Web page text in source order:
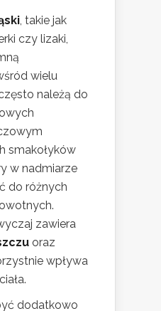
, takie jak
czy lizaki,
wielu
należą do
smakołyków
w nadmiarze
do różnych
zawiera
oraz
wpływa
dodatkowo